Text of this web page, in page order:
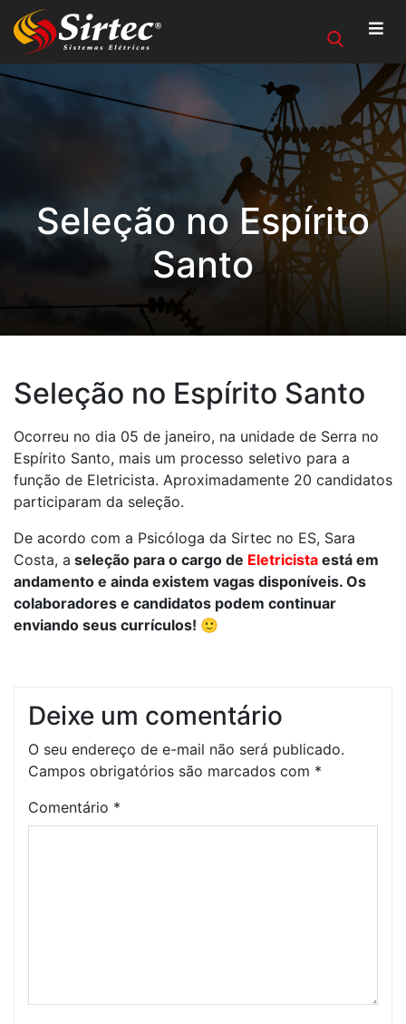
Seleção no Espírito
Santo
Seleção no Espírito Santo
Ocorreu no dia 05 de janeiro, na unidade de Serra no
Espírito Santo, mais um processo seletivo para a
função de Eletricista. Aproximadamente 20 candidatos
participaram da seleção.
De acordo com a Psicóloga da Sirtec no ES, Sara
Costa, a seleção para o cargo de Eletricista está em
andamento e ainda existem vagas disponíveis. Os
colaboradores e candidatos podem continuar
enviando seus currículos! 🙂
Deixe um comentário
O seu endereço de e-mail não será publicado.
Campos obrigatórios são marcados com *
Comentário *